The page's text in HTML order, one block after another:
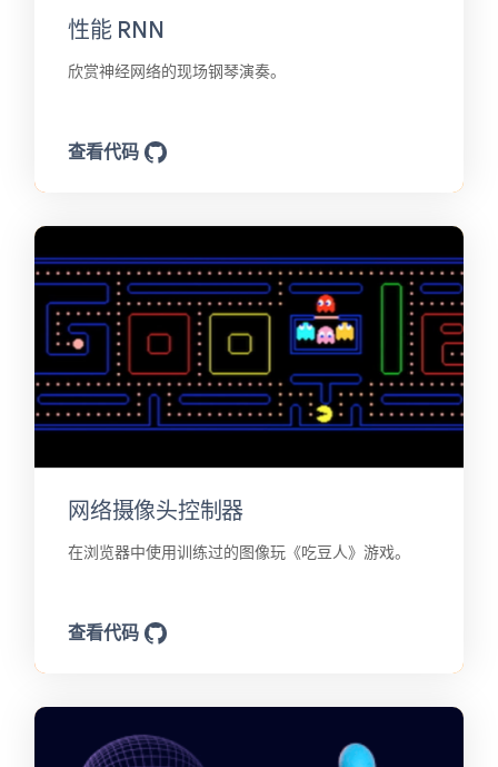
性能 RNN
欣赏神经网络的现场钢琴演奏。
查看代码
网络摄像头控制器
在浏览器中使用训练过的图像玩《吃豆人》游戏。
查看代码